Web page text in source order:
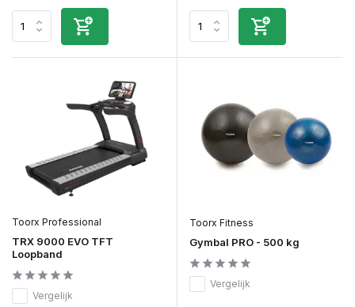
Toorx Professional
TRX 9000 EVO TFT
Loopband
Vergelijk
Toorx Fitness
Gymbal PRO - 500 kg
Vergelijk